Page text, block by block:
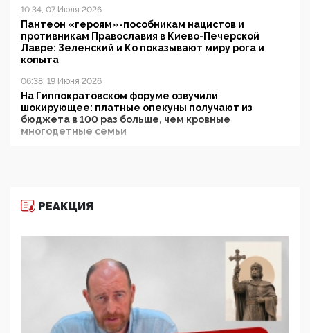
10:34, 07 Июля 2026
Пантеон «героям»-пособникам нацистов и
противникам Православия в Киево-Печерской
Лавре: Зеленский и Ко показывают миру рога и
копыта
06:38, 19 Июня 2026
На Гиппократовском форуме озвучили
шокирующее: платные опекуны получают из
бюджета в 100 раз больше, чем кровные
многодетные семьи
11:53, 09 Июня 2026
деятельность ИИТО ЮНЕСКО в России, но
цифроглобалисты продолжают определять
повестку в образовании
09:43, 01 Июня 2026
5G за счет здоровья граждан: Минцифры намерено
отобрать у регионов и муниципалитетов право
защищать жилые дома и социальные объекты от
РЕАКЦИЯ